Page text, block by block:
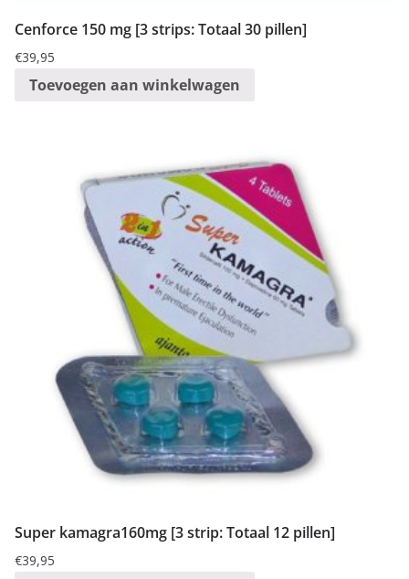
Cenforce 150 mg [3 strips: Totaal 30 pillen]
€39,95
Toevoegen aan winkelwagen
Super kamagra160mg [3 strip: Totaal 12 pillen]
€39,95